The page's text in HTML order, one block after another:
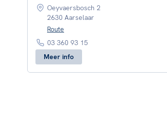
Oeyvaersbosch 2
2630 Aarselaar
Route
03 360 93 15
Meer info